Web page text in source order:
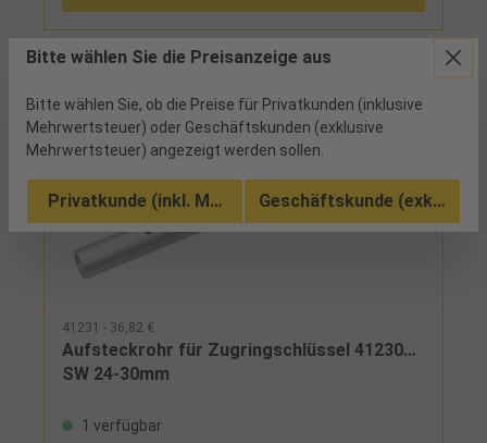
41231 - 36,82 €
Aufsteckrohr für Zugringschlüssel 41230…
SW 24-30mm
1 verfügbar
Bitte wählen Sie die Preisanzeige aus
Bitte wählen Sie, ob die Preise für Privatkunden (inklusive
Mehrwertsteuer) oder Geschäftskunden (exklusive
Mehrwertsteuer) angezeigt werden sollen.
Privatkunde (inkl. MwSt.) Geschäftskunde (exkl.